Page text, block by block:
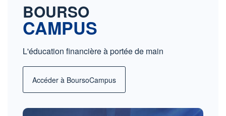
BOURSO
CAMPUS
L'éducation financière à portée de main
Accéder à BoursoCampus